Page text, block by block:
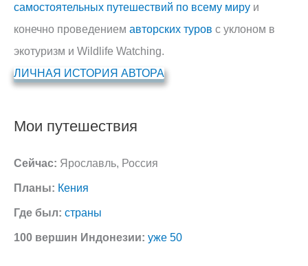
самостоятельных путешествий по всему миру и
конечно проведением авторских туров с уклоном в
экотуризм и Wildlife Watching.
ЛИЧНАЯ ИСТОРИЯ АВТОРА
Мои путешествия
Сейчас: Ярославль, Россия
Планы: Кения
Где был: страны
100 вершин Индонезии: уже 50